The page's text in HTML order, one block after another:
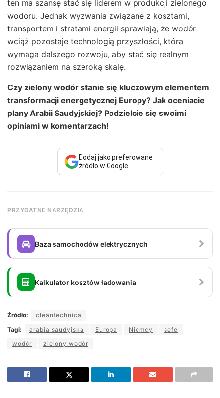
ten ma szansę stać się liderem w produkcji zielonego
wodoru. Jednak wyzwania związane z kosztami,
transportem i stratami energii sprawiają, że wodór
wciąż pozostaje technologią przyszłości, która
wymaga dalszego rozwoju, aby stać się realnym
rozwiązaniem na szeroką skalę.
Czy zielony wodór stanie się kluczowym elementem
transformacji energetycznej Europy? Jak oceniacie
plany Arabii Saudyjskiej? Podzielcie się swoimi
opiniami w komentarzach!
Dodaj jako preferowane
źródło w Google
PRZYDATNE NARZĘDZIA
Baza samochodów elektrycznych
Kalkulator kosztów ładowania
Źródło:
cleantechnica
Tagi:
arabia saudyjska Europa Niemcy
sefe
wodór
zielony wodór